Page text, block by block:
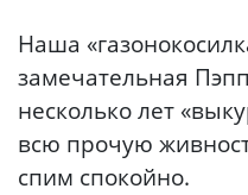
Наша
замечательная
несколько лет
всю прочую
спим спокойно.